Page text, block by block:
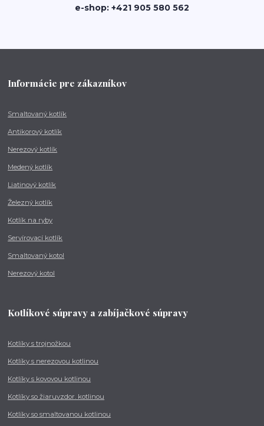
e-shop: +421 905 580 562
Informácie pre zákazníkov
Smaltovaný kotlík
Antikorový kotlík
Nerezový kotlík
Medený kotlík
Liatinový kotlík
Železný kotlík
Kotlík na ryby
Servírovací kotlík
Smaltovaný kotol
Nerezový kotol
Kotlíkové súpravy a zabíjačkové súpravy
Kotlíky s trojnožkou
Kotlíky s nerezovou kotlinou
Kotlíky s kovovou kotlinou
Kotlíky so žiaruvzdor. kotlinou
Kotlíky so smaltovanou kotlinou